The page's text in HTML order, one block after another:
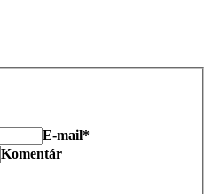
E-mail*
Komentár